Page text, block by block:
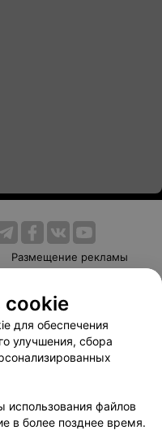
Размещение рекламы
Способы оплаты
103.by
данных
cookie
для обеспечения
улучшения, сбора
файлов
в более позднее время.